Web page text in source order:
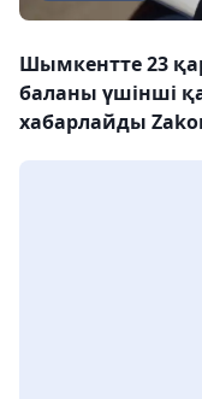
Шымкентте 23
баланы үшінші
хабарлайды